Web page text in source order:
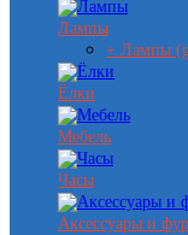
Лампы
+ Лампы
Ёлки
Мебель
Часы
Аксессуары и